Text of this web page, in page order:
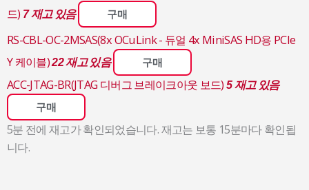
드) 7 재고 있음 구매
RS-CBL-OC-2MSAS(8x OCuLink - 듀얼 4x MiniSAS HD용 PCIe
Y 케이블)22 재고 있음 구매
ACC-JTAG-BR(JTAG 디버그 브레이크아웃 보드) 5 재고 있음
구매
5분 전에 재고가 확인되었습니다. 재고는 보통 15분마다 확인됩
니다.